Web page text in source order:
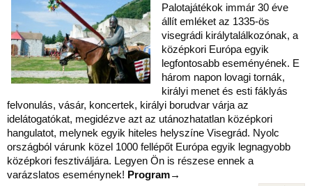
Palotajátékok immár 30 éve
állít emléket az 1335-ös
visegrádi királytalálkozónak, a
középkori Európa egyik
legfontosabb eseményének. E
három napon lovagi tornák,
királyi menet és esti fáklyás
felvonulás, vásár, koncertek, királyi borudvar várja az
idelátogatókat, megidézve azt az utánozhatatlan középkori
hangulatot, melynek egyik hiteles helyszíne Visegrád. Nyolc
országból várunk közel 1000 fellépőt Európa egyik legnagyobb
középkori fesztiváljára. Legyen Ön is részese ennek a
varázslatos eseménynek! Program→